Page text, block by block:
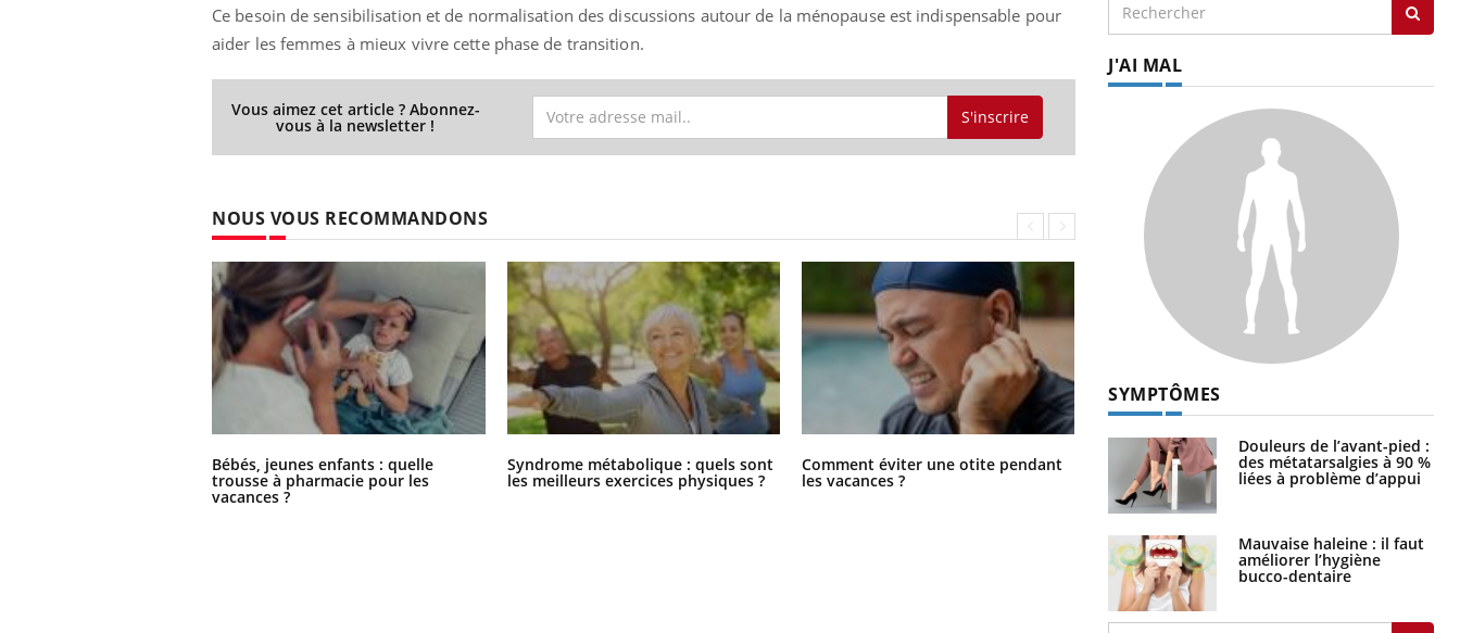
Ce besoin de sensibilisation et de normalisation des discussions autour de la ménopause est indispensable pour
aider les femmes à mieux vivre cette phase de transition.
Vous aimez cet article ? Abonnez-
vous à la newsletter ! S'inscrire
NOUS VOUS RECOMMANDONS
Bébés, jeunes enfants : quelle
trousse à pharmacie pour les
vacances ?
Syndrome métabolique : quels sont
les meilleurs exercices physiques ?
Comment éviter une otite pendant
les vacances ?
Hantavirus : un cas détecté chez un
touriste en France
J'AI MAL
SYMPTÔMES
Douleurs de l’avant-pied :
des métatarsalgies à 90 %
liées à problème d’appui
Mauvaise haleine : il faut
améliorer l’hygiène
bucco-dentaire